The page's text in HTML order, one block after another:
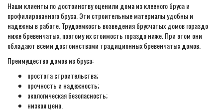
Наши клиенты по достоинству оценили дома из клееного бруса и
профилированного бруса. Эти строительные материалы удобны и
надежны в работе. Трудоемкость возведения брусчатых домов гораздо
ниже бревенчатых, поэтому их стоимость гораздо ниже. При этом они
обладают всеми достоинствами традиционных бревенчатых домов.
Преимущество домов из бруса:
простота строительства;
прочность и надежность;
экологическая безопасность;
низкая цена.